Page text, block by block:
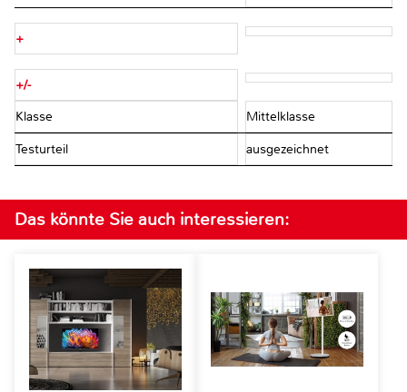
+
+/-
Klasse Mittelklasse
Testurteil ausgezeichnet
Das könnte Sie auch interessieren: